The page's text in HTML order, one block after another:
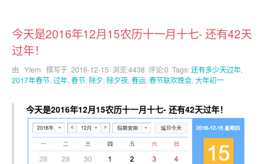
今天是2016年12月15农历十一月十七- 还有42天
过年！
由 YIem 撰写于 2016-12-15 浏览:4438 评论:0 Tags:还有多少天过年,
2017年春节, 过年, 春节, 除夕, 除夕夜, 春运, 春节联欢晚会, 大年初一
今天是2016年12月15农历十一月十七- 还有42天过年！